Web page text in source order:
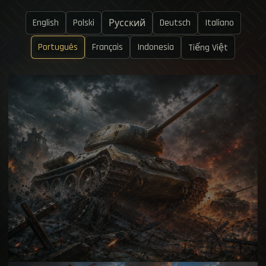
English Polski Русский Deutsch
Italiano
Português
Français Indonesia Tiếng Việt